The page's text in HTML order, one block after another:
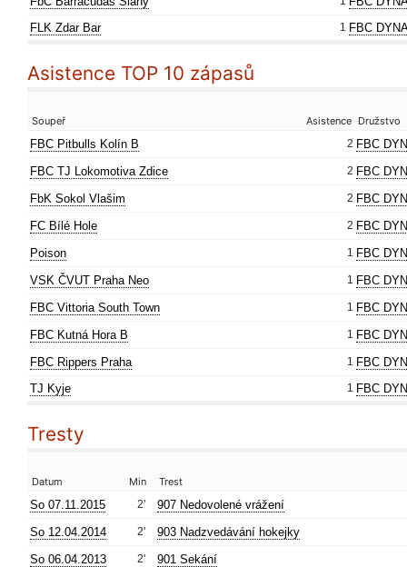
FLK Zdar Bar
1 FBC
Asistence TOP 10 zápasů
Soupeř Asistence Družstvo
FBC Pitbulls Kolín B 2 FBC
FBC TJ Lokomotiva Zdice
2 FBC
FbK Sokol Vlašim
2 FBC
FC Bílé Hole
2 FBC
Poison
1 FBC
VSK ČVUT Praha Neo
1 FBC
FBC Vittoria South Town
1 FBC
FBC Kutná Hora B
1 FBC
FBC Rippers Praha
1 FBC
TJ Kyje
1 FBC
Tresty
Datum Min Trest
So 07.11.2015 2'
907 Nedovolené vrážení
So 12.04.2014
2'
903 Nadzvedávání hokejky
So 06.04.2013
2'
901 Sekání